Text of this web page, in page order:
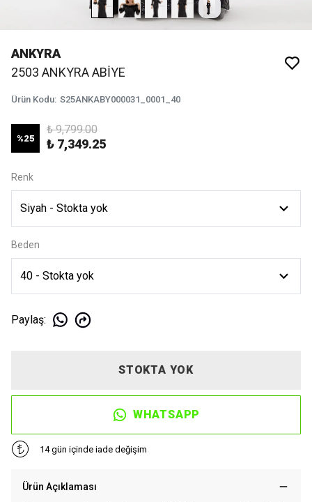
ANKYRA
2503 ANKYRA ABİYE
Ürün Kodu: S25ANKABY000031_0001_40
%25
₺ 9,799.00
₺ 7,349.25
Renk
Beden
Paylaş:
STOKTA YOK
WHATSAPP
14 gün içinde iade değişim
Ürün Açıklaması